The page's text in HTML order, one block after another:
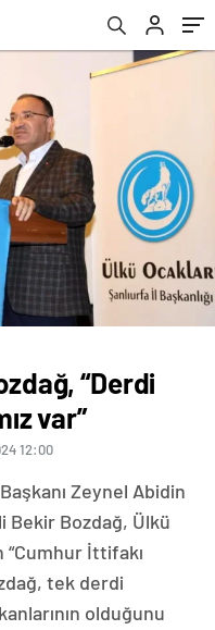
“Derdi
var”
12:00
Zeynel Abidin
Bekir Bozdağ, Ülkü
“Cumhur İttifakı
tek derdi
olduğunu